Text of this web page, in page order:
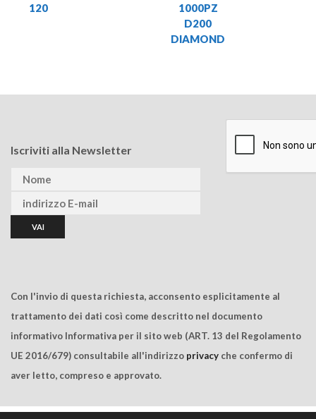
120
1000PZ
D200
DIAMOND
Iscriviti alla Newsletter
Con l'invio di questa richiesta, acconsento esplicitamente al
trattamento dei dati così come descritto nel documento
informativo Informativa per il sito web (ART. 13 del Regolamento
UE 2016/679) consultabile all'indirizzo privacy che confermo di
aver letto, compreso e approvato.